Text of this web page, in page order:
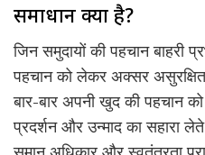
समाधान क्या है?
जिन समुदायों की पहचान बाहरी
पहचान को लेकर अक्सर
बार-बार अपनी खुद की पहचान
प्रदर्शन और उन्माद का सहारा